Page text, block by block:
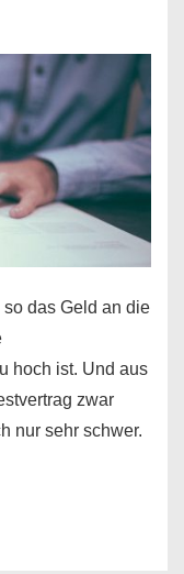
das Geld an die
hoch ist. Und aus
zwar
nur sehr schwer.